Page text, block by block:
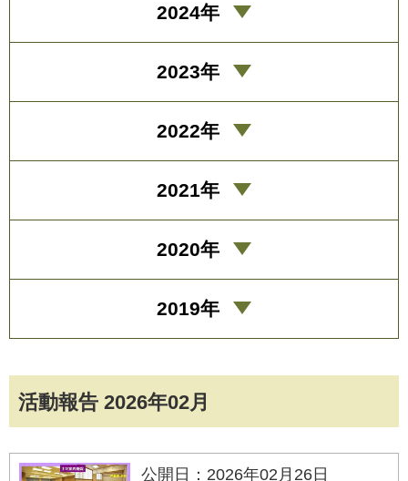
活動報告 2026年02月
公開日：2026年02月26日
2024年
2023年
2022年
2021年
2020年
2019年